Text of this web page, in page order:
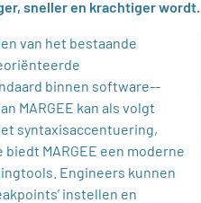
sneller en krachtiger wordt.
van het bestaande
binnen software‑-
MARGEE kan als volgt
syntaxisaccentuering,
MARGEE een moderne
Engineers kunnen
instellen en